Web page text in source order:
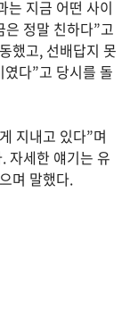
는 지금 어떤 사이
은 정말 친하다”고
했고, 선배답지 못
다”고 당시를 돌
지내고 있다”며
자세한 얘기는 유
며 말했다.